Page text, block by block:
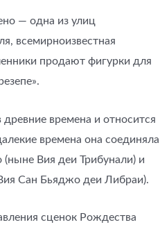
— одна из улиц
всемирноизвестная
продают фигурки для
времена и относится
времена она соединяла
Вия деи Трибунали) и
Сан Бьяджо деи Либраи).
сценок Рождества